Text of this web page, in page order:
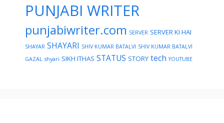
PUNJABI WRITER
punjabiwriter.com SERVER SERVER KI HAI
SHAYAR SHAYARI SHIV KUMAR BATALVI SHIV KUMAR BATALVI
GAZAL shyari SIKH ITHAS STATUS STORY tech YOUTUBE